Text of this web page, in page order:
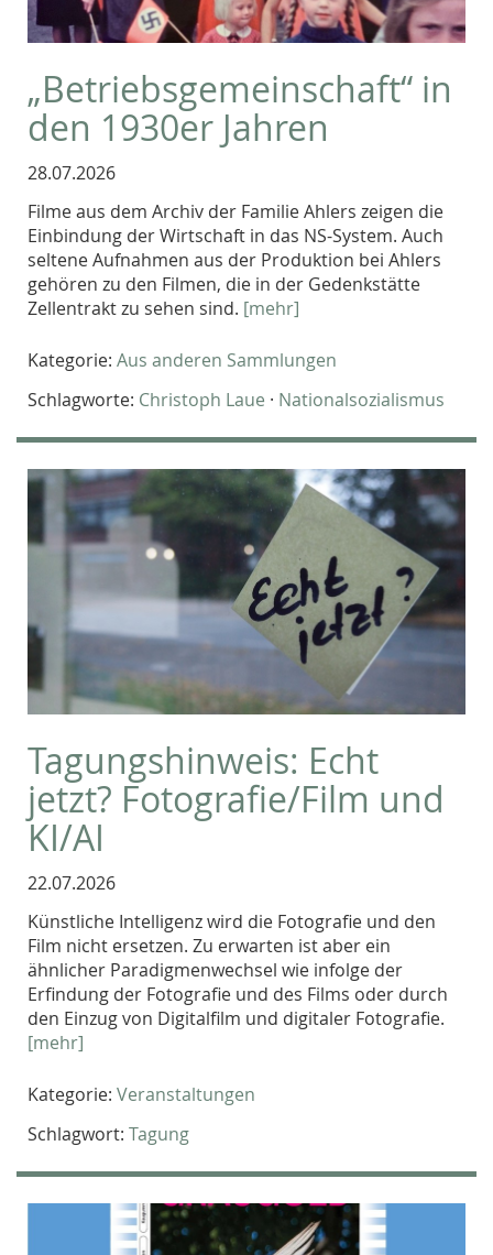
„Betriebsgemeinschaft“ in
den 1930er Jahren
28.07.2026
Filme aus dem Archiv der Familie Ahlers zeigen die
Einbindung der Wirtschaft in das NS-System. Auch
seltene Aufnahmen aus der Produktion bei Ahlers
gehören zu den Filmen, die in der Gedenkstätte
Zellentrakt zu sehen sind. [mehr]
Kategorie: Aus anderen Sammlungen
Schlagworte: Christoph Laue · Nationalsozialismus
Tagungshinweis: Echt
jetzt? Fotografie/Film und
KI/AI
22.07.2026
Künstliche Intelligenz wird die Fotografie und den
Film nicht ersetzen. Zu erwarten ist aber ein
ähnlicher Paradigmenwechsel wie infolge der
Erfindung der Fotografie und des Films oder durch
den Einzug von Digitalfilm und digitaler Fotografie.
[mehr]
Kategorie: Veranstaltungen
Schlagwort: Tagung